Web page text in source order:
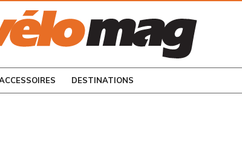
DESTINATIONS
CONSULTEZ LES